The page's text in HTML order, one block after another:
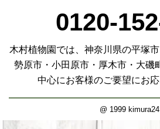
0120-
木村植物園では、神奈川県の平塚
勢原市・小田原市・厚木市・大磯
中心にお客様のご要望にお応
@ 1999